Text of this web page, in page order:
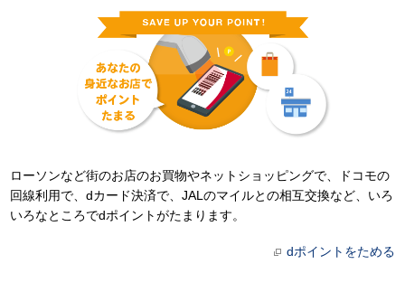
ローソンなど街のお店のお買物やネットショッピングで、ドコモの
回線利用で、dカード決済で、JALのマイルとの相互交換など、いろ
いろなところでdポイントがたまります。
dポイントをためる